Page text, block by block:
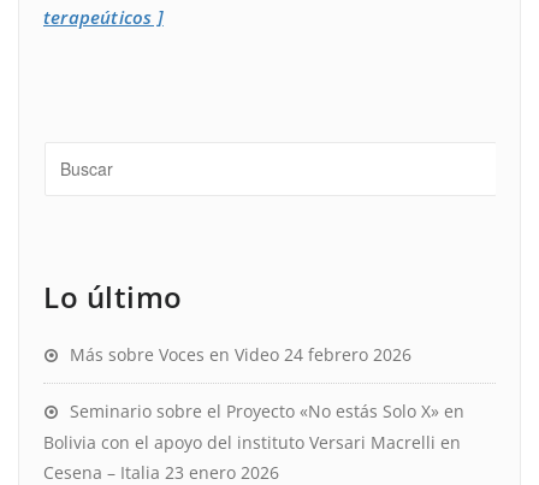
terapeúticos ]
Lo último
Más sobre Voces en Video 24 febrero 2026
Seminario sobre el Proyecto «No estás Solo X» en
Bolivia con el apoyo del instituto Versari Macrelli en
Cesena – Italia 23 enero 2026